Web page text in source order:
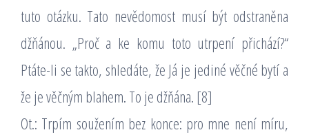
tuto otázku. Tato nevědomost musí být odstraněna
džňánou. „Proč a ke komu toto utrpení přichází?“
Ptáte-li se takto, shledáte, že Já je jediné věčné bytí a
že je věčným blahem. To je džňána. [8]
Ot.: Trpím soužením bez konce: pro mne není míru,